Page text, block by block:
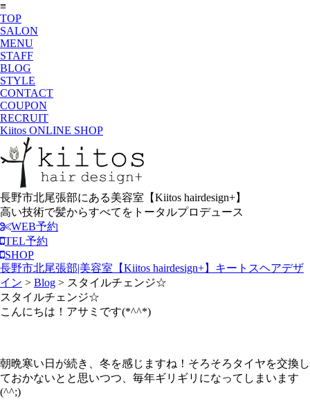
≡
TOP
SALON
MENU
STAFF
BLOG
STYLE
CONTACT
COUPON
RECRUIT
Kiitos ONLINE SHOP
長野市北尾張部にある美容室【Kiitos hairdesign+】
高い技術で髪からすべてをトータルプロデュース
WEB予約
TEL予約
SHOP
長野市北尾張部|美容室【Kiitos hairdesign+】キートスヘアデザ
イン > Blog > スタイルチェンジ☆
スタイルチェンジ☆
こんにちは！アサミです(*^^*)
朝晩寒い日が続き、冬を感じますね！そろそろタイヤを交換し
ておかないとと思いつつ、毎年ギリギリになってしまいます
(^^;)